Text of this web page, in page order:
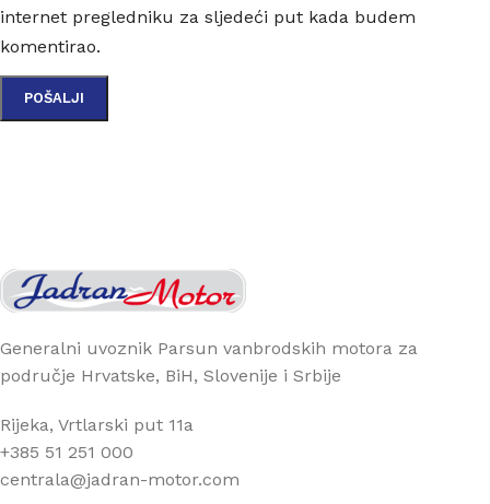
internet pregledniku za sljedeći put kada budem
komentirao.
Generalni uvoznik Parsun vanbrodskih motora za
područje Hrvatske, BiH, Slovenije i Srbije
Rijeka, Vrtlarski put 11a
+385 51 251 000
centrala@jadran-motor.com